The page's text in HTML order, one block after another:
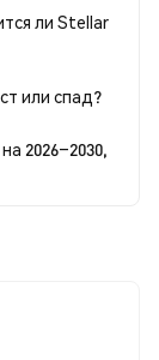
ли Stellar
или спад?
2026–2030,